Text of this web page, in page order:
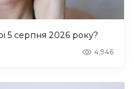
5 серпня 2026 року?
4,946